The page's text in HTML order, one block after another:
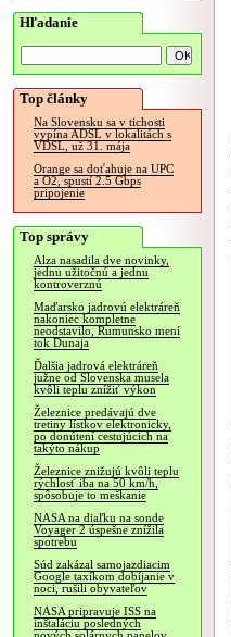
Hľadanie
Top články
Na Slovensku sa v tichosti
vypína ADSL v lokalitách s
VDSL, už 31. mája
Orange sa doťahuje na UPC
a O2, spustí 2.5 Gbps
pripojenie
Top správy
Alza nasadila dve novinky,
jednu užitočnú a jednu
kontroverznú
Maďarsko jadrovú elektráreň
nakoniec kompletne
neodstavilo, Rumunsko mení
tok Dunaja
Ďalšia jadrová elektráreň
južne od Slovenska musela
kvôli teplu znížiť výkon
Železnice predávajú dve
tretiny lístkov elektronicky,
po donútení cestujúcich na
takýto nákup
Železnice znižujú kvôli teplu
rýchlosť iba na 50 km/h,
spôsobuje to meškanie
NASA na diaľku na sonde
Voyager 2 úspešne znížila
spotrebu
Súd zakázal samojazdiacim
Google taxíkom dobíjanie v
noci, rušili obyvateľov
NASA pripravuje ISS na
inštaláciu posledných